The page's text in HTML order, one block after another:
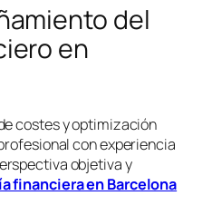
del
en
costes y optimización
con experiencia
objetiva y
financiera en Barcelona